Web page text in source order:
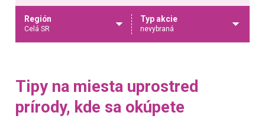
Región
Celá SR
Typ akcie
nevybraná
Tipy na miesta uprostred
prírody, kde sa okúpete